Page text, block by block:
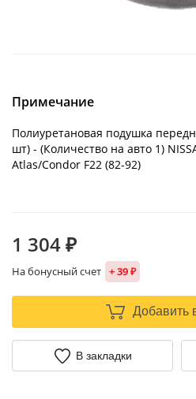
Примечание
Полиуретановая подушка
шт) - (Количество на авто 1)
Atlas/Condor F22 (82-92)
1 304 ₽
На бонусный счет + 39 ₽
Добавить
В закладки